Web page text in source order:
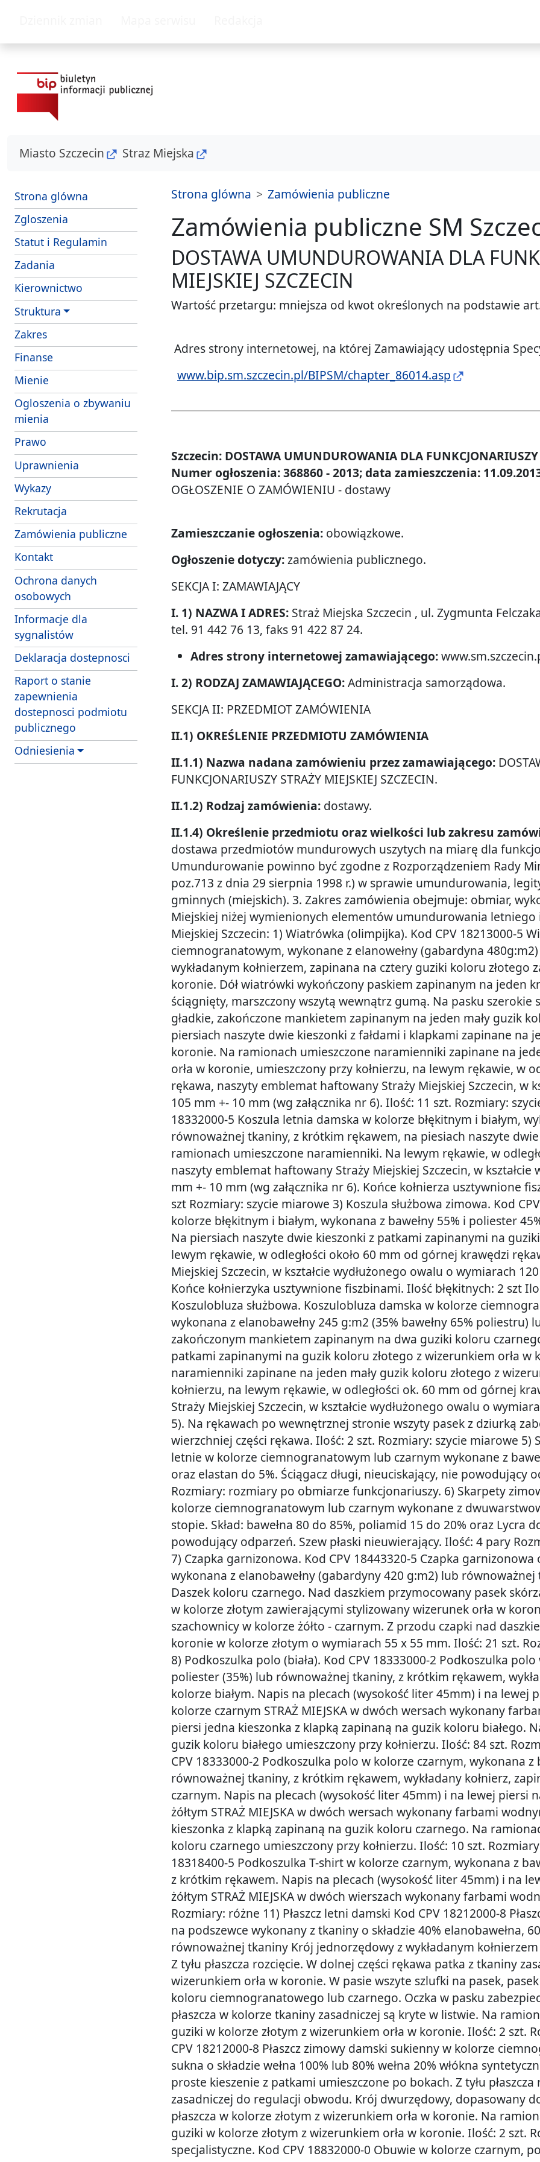
Miasto Szczecin Straz Miejska
Strona glówna
Zgloszenia - sposoby przyjmowania i zalatwiania spraw
Statut i Regulamin
Zadania i srodki dzialania Strazy Miejskiej Szczecin
Kierownictwo
Struktura
Zakres- obowiazki i uprawnienia strazników Strazy Miejskiej
Finanse
Mienie - struktura wlasnosciowa i majatek SM Szczecin
Ogloszenia o zbywaniu
mienia
Prawo
Uprawnienia
Wykazy
Rekrutacja
Zamówienia publiczne
Kontakt
Ochrona danych
osobowych
Informacje dla
sygnalistów
Deklaracja dostepnosci
Raport o stanie
zapewnienia
dostepnosci podmiotu
publicznego
Odniesienia
Strona glówna Zamówienia publiczne
Zamówienia publiczne SM
DOSTAWA UMUNDUROWANIA DLA
MIEJSKIEJ SZCZECIN
Wartość przetargu: mniejsza od kwot określonych na podstawie
Adres strony internetowej, na której Zamawiający udostępnia
www.bip.sm.szczecin.pl/BIPSM/chapter_86014.asp
Szczecin: DOSTAWA UMUNDUROWANIA DLA FUNKCJONARIUSZY
Numer ogłoszenia: 368860 - 2013; data zamieszczenia:
OGŁOSZENIE O ZAMÓWIENIU - dostawy
Zamieszczanie ogłoszenia: obowiązkowe.
Ogłoszenie dotyczy:zamówienia publicznego.
SEKCJA I: ZAMAWIAJĄCY
I. 1) NAZWA I ADRES: Straż Miejska Szczecin , ul. Zygmunta
tel. 91 442 76 13, faks 91 422 87 24.
Adres strony internetowej zamawiającego:
I. 2) RODZAJ ZAMAWIAJĄCEGO:Administracja samorządowa.
SEKCJA II: PRZEDMIOT ZAMÓWIENIA
II.1) OKREŚLENIE PRZEDMIOTU ZAMÓWIENIA
II.1.1) Nazwa nadana zamówieniu przez zamawiającego:
FUNKCJONARIUSZY STRAŻY MIEJSKIEJ SZCZECIN.
II.1.2) Rodzaj zamówienia: dostawy.
II.1.4) Określenie przedmiotu oraz wielkości lub zakresu